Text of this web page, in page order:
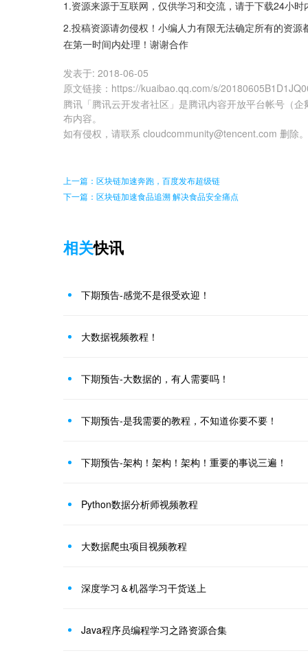
1.资源来源于互联网，仅供学习和交流，请于下载24小时
2.投稿资源请勿侵权！小编人力有限无法确定所有的资
在第一时间内处理！谢谢合作
发表于: 2018-06-05
原文链接 ： https://kuaibao.qq.com/s/
腾讯「腾讯云开发者社区」是腾讯内容开放平台帐号（
布内容。
如有侵权，请联系 cloudcommunity@tencent.com 删除。
上一篇：区块链加速奔跑，百度发布超级链
下一篇：区块链加速食品追溯 解决食品安全痛点
相关快讯
下期预告-感觉不是很受欢迎！
大数据视频教程！
下期预告-大数据的，有人需要吗！
下期预告-是我需要的教程，不知道你要不要！
下期预告-架构！架构！架构！重要的事说三遍！
Python数据分析师视频教程
大数据爬虫项目视频教程
深度学习＆机器学习干货送上
Java程序员编程学习之路资源合集